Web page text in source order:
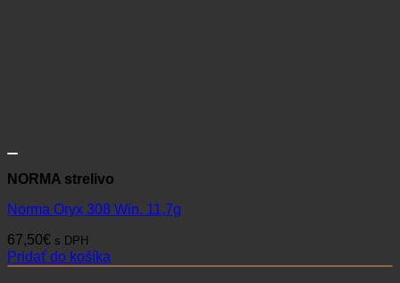
NORMA strelivo
Norma Oryx 308 Win. 11,7g
67,50€ s DPH
Pridať do košíka